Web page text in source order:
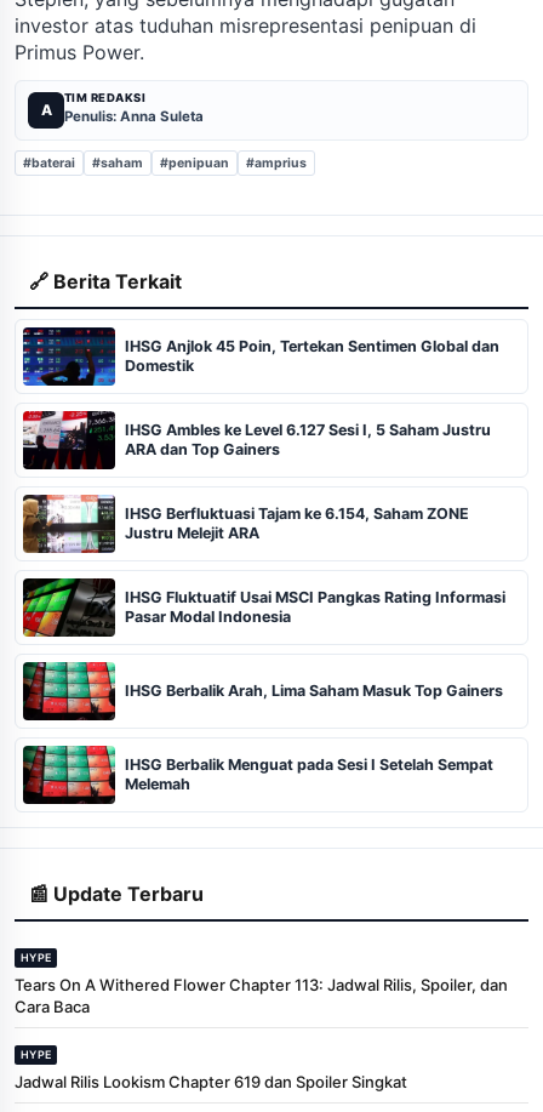
investor atas tuduhan misrepresentasi penipuan di
Primus Power.
A
TIM REDAKSI
Penulis: Anna Suleta
#baterai #saham #penipuan #amprius
🔗 Berita Terkait
IHSG Anjlok 45 Poin, Tertekan Sentimen Global dan
Domestik
IHSG Ambles ke Level 6.127 Sesi I, 5 Saham Justru
ARA dan Top Gainers
IHSG Berfluktuasi Tajam ke 6.154, Saham ZONE
Justru Melejit ARA
IHSG Fluktuatif Usai MSCI Pangkas Rating Informasi
Pasar Modal Indonesia
IHSG Berbalik Arah, Lima Saham Masuk Top Gainers
IHSG Berbalik Menguat pada Sesi I Setelah Sempat
Melemah
📰 Update Terbaru
HYPE
Tears On A Withered Flower Chapter 113: Jadwal Rilis, Spoiler, dan
Cara Baca
HYPE
Jadwal Rilis Lookism Chapter 619 dan Spoiler Singkat